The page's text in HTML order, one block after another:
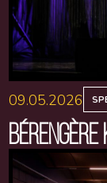
09.05.2026
BÉRENGÈRE